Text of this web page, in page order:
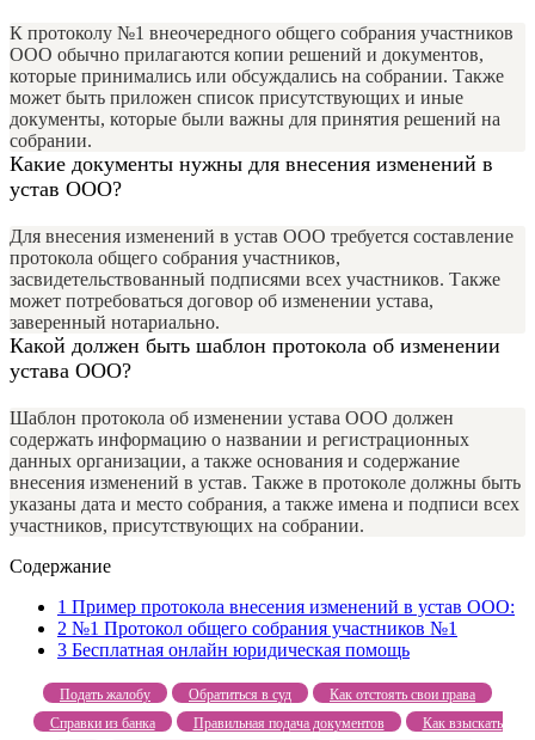
К протоколу №1 внеочередного общего собрания участников
ООО обычно прилагаются копии решений и документов,
которые принимались или обсуждались на собрании. Также
может быть приложен список присутствующих и иные
документы, которые были важны для принятия решений на
собрании.
Какие документы нужны для внесения изменений в
устав ООО?
Для внесения изменений в устав ООО требуется составление
протокола общего собрания участников,
засвидетельствованный подписями всех участников. Также
может потребоваться договор об изменении устава,
заверенный нотариально.
Какой должен быть шаблон протокола об изменении
устава ООО?
Шаблон протокола об изменении устава ООО должен
содержать информацию о названии и регистрационных
данных организации, а также основания и содержание
внесения изменений в устав. Также в протоколе должны быть
указаны дата и место собрания, а также имена и подписи всех
участников, присутствующих на собрании.
Содержание
1 Пример протокола внесения изменений в устав ООО:
2 №1 Протокол общего собрания участников №1
3 Бесплатная онлайн юридическая помощь
Подать жалобу Обратиться в суд
Как отстоять свои права
Справки из банка
Правильная подача документов
Как взыскать